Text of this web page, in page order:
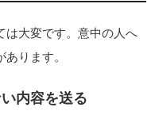
は大変です。意中の人へ
ります。
内容を送る